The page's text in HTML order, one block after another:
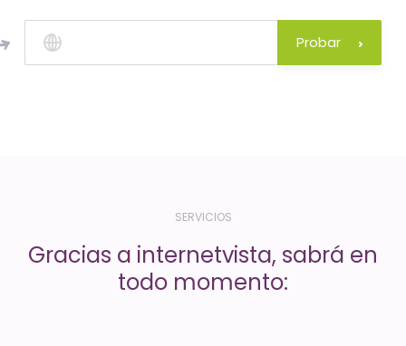
los
servicios
de
oro
Probar
SERVICIOS
Gracias a internetvista, sabrá en
todo momento: